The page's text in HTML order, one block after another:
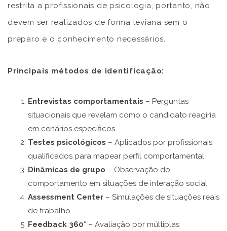
restrita a profissionais de psicologia, portanto, não
devem ser realizados de forma leviana sem o
preparo e o conhecimento necessários.
Principais métodos de identificação:
Entrevistas comportamentais – Perguntas
situacionais que revelam como o candidato reagiria
em cenários específicos
Testes psicológicos – Aplicados por profissionais
qualificados para mapear perfil comportamental
Dinâmicas de grupo – Observação do
comportamento em situações de interação social
Assessment Center – Simulações de situações reais
de trabalho
Feedback 360° – Avaliação por múltiplas